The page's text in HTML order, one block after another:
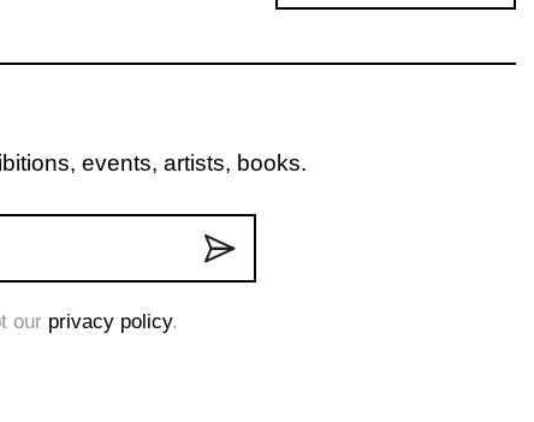
events, artists, books.
our privacy policy.